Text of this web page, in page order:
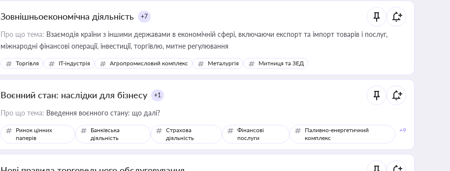
Зовнішньоекономічна діяльність +7
Про що тема: Взаємодія країни з іншими державами в економічній сфері, включаючи експорт та імпорт товарів і послуг,
міжнародні фінансові операції, інвестиції, торгівлю, митне регулювання
Торгівля IT-індустрія Агропромисловий комплекс Металургія Митниця та ЗЕД
Воєнний стан: наслідки для бізнесу +1
Про що тема: Введення воєнного стану: що далі?
Ринок цінних
паперів
Банківська
діяльність
Страхова
діяльність
Фінансові
послуги
Паливно-енергетичний
комплекс
+9